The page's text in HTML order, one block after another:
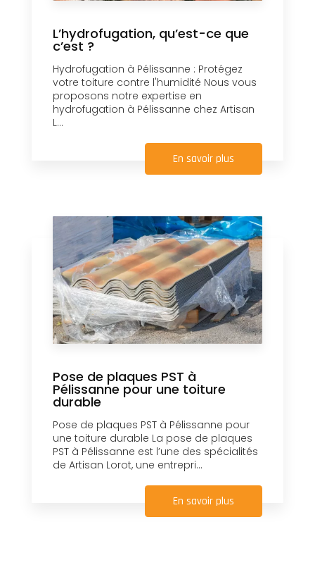
L’hydrofugation, qu’est-ce que
c’est ?
Hydrofugation à Pélissanne : Protégez
votre toiture contre l'humidité Nous vous
proposons notre expertise en
hydrofugation à Pélissanne chez Artisan
L...
En savoir plus
Pose de plaques PST à
Pélissanne pour une toiture
durable
Pose de plaques PST à Pélissanne pour
une toiture durable La pose de plaques
PST à Pélissanne est l’une des spécialités
de Artisan Lorot, une entrepri...
En savoir plus